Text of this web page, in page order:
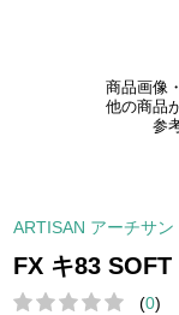
商品画像
他の商品
参
ARTISAN アーチサン
FX キ83
(0)